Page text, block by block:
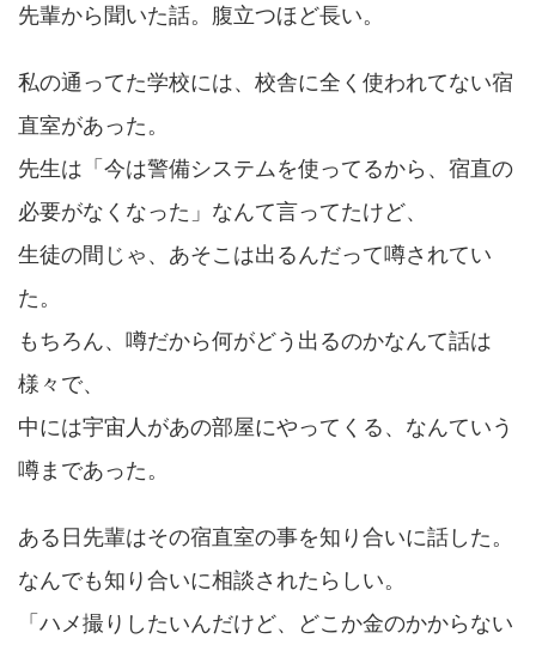
先輩から聞いた話。腹立つほど長い。
私の通ってた学校には、校舎に全く使われてない宿
直室があった。
先生は「今は警備システムを使ってるから、宿直の
必要がなくなった」なんて言ってたけど、
生徒の間じゃ、あそこは出るんだって噂されてい
た。
もちろん、噂だから何がどう出るのかなんて話は
様々で、
中には宇宙人があの部屋にやってくる、なんていう
噂まであった。
ある日先輩はその宿直室の事を知り合いに話した。
なんでも知り合いに相談されたらしい。
「ハメ撮りしたいんだけど、どこか金のかからない